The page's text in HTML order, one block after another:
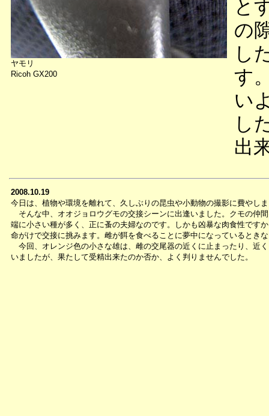
ヤモリ
Ricoh GX200
と
の
し
す
い
し
出
2008.10.19
今日は、植物や環境を離れて、久しぶりの昆虫や小動物の撮影に費やし
そんな中、オオジョロウグモの交接シーンに出逢いました。クモの仲
端に小さい種が多く、正に蚤の夫婦なのです。しかも凶暴な肉食性です
命がけで交接に挑みます。雌が餌を食べることに夢中になっているとき
今回、オレンジ色の小さな雄は、雌の交尾器の近くに止まったり、近
いましたが、果たして受精出来たのか否か、よく判りませんでした。